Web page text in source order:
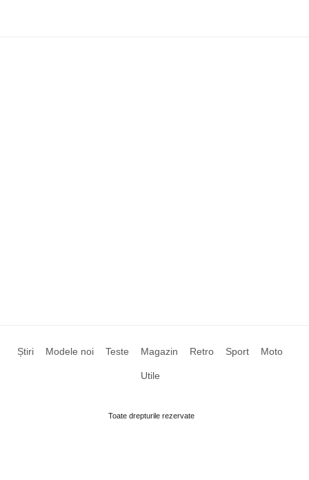
Știri Modele noi Teste Magazin Retro Sport Moto
Utile
Toate drepturile rezervate